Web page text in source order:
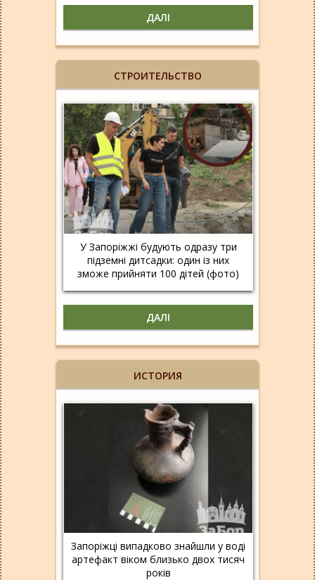
ДАЛІ
СТРОИТЕЛЬСТВО
У Запоріжжі будують одразу три
підземні дитсадки: один із них
зможе прийняти 100 дітей (фото)
ДАЛІ
ИСТОРИЯ
Запоріжці випадково знайшли у воді
артефакт віком близько двох тисяч
років